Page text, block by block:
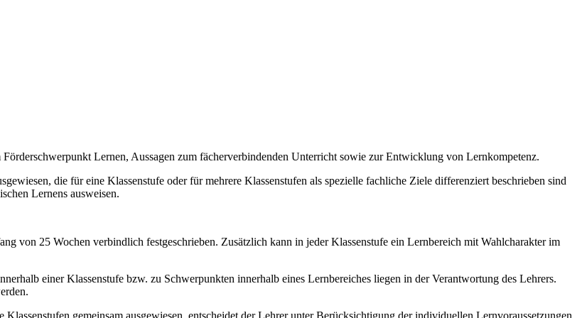
Lernen, Aussagen zum fächerverbindenden Unterricht sowie zur Entwicklung von Lernkompetenz.
die für eine Klassenstufe oder für mehrere Klassenstufen als spezielle fachliche Ziele differenziert beschrieben sind
Lernens ausweisen.
von 25 Wochen verbindlich festgeschrieben. Zusätzlich kann in jeder Klassenstufe ein Lernbereich mit Wahlcharakter im
einer Klassenstufe bzw. zu Schwerpunkten innerhalb eines Lernbereiches liegen in der Verantwortung des Lehrers.